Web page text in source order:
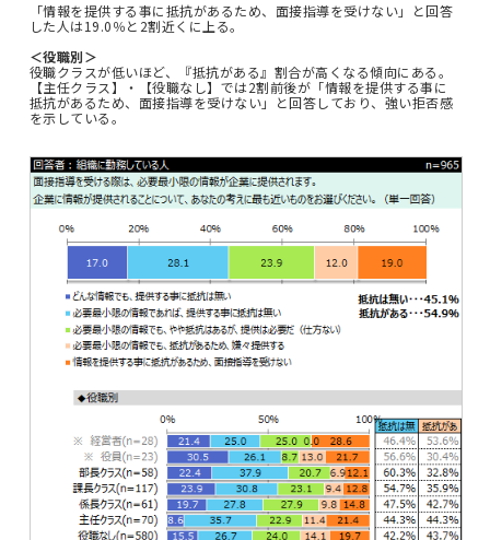
「情報を提供する事に抵抗があるため、面接指導を受けない」と回答
した人は19.0％と2割近くに上る。
＜役職別＞
役職クラスが低いほど、『抵抗がある』割合が高くなる傾向にある。
【主任クラス】・【役職なし】では2割前後が「情報を提供する事に
抵抗があるため、面接指導を受けない」と回答しており、強い拒否感
を示している。